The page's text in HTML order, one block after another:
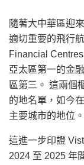
隨著大中華區迎
適切重要的飛行
Financial
亞太區第一的金
區第三。 這兩個
的地名單，如今
主要城市的地位。
這進一步印證
2024 至 2025 年